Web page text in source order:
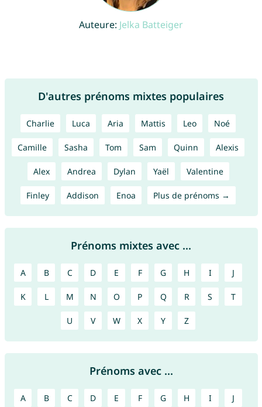
Auteure: Jelka Batteiger
D'autres prénoms mixtes populaires
Charlie Luca Aria Mattis Leo Noé
Camille Sasha Tom Sam Quinn Alexis
Alex Andrea Dylan Yaël Valentine
Finley Addison Enoa Plus de prénoms →
Prénoms mixtes avec ...
A B C D E F G H I J
K L M N O P Q R S T
U V W X Y Z
Prénoms avec ...
A B C D E F G H I J